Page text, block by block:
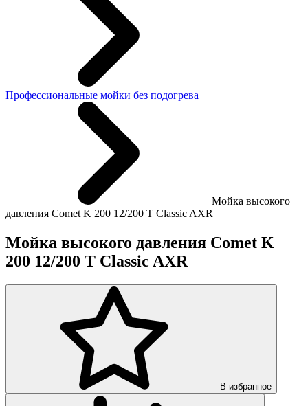
Профессиональные мойки без подогрева
Мойка высокого
давления Comet K 200 12/200 T Classic AXR
Мойка высокого давления Comet K
200 12/200 T Classic AXR
В избранное